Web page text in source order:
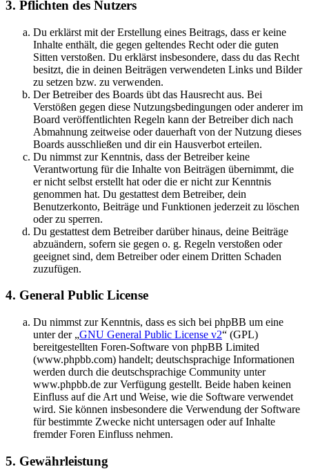
3. Pflichten des Nutzers
Du erklärst mit der Erstellung eines Beitrags, dass er keine
Inhalte enthält, die gegen geltendes Recht oder die guten
Sitten verstoßen. Du erklärst insbesondere, dass du das Recht
besitzt, die in deinen Beiträgen verwendeten Links und Bilder
zu setzen bzw. zu verwenden.
Der Betreiber des Boards übt das Hausrecht aus. Bei
Verstößen gegen diese Nutzungsbedingungen oder anderer im
Board veröffentlichten Regeln kann der Betreiber dich nach
Abmahnung zeitweise oder dauerhaft von der Nutzung dieses
Boards ausschließen und dir ein Hausverbot erteilen.
Du nimmst zur Kenntnis, dass der Betreiber keine
Verantwortung für die Inhalte von Beiträgen übernimmt, die
er nicht selbst erstellt hat oder die er nicht zur Kenntnis
genommen hat. Du gestattest dem Betreiber, dein
Benutzerkonto, Beiträge und Funktionen jederzeit zu löschen
oder zu sperren.
Du gestattest dem Betreiber darüber hinaus, deine Beiträge
abzuändern, sofern sie gegen o. g. Regeln verstoßen oder
geeignet sind, dem Betreiber oder einem Dritten Schaden
zuzufügen.
4. General Public License
Du nimmst zur Kenntnis, dass es sich bei phpBB um eine
unter der „GNU General Public License v2“ (GPL)
bereitgestellten Foren-Software von phpBB Limited
(www.phpbb.com) handelt; deutschsprachige Informationen
werden durch die deutschsprachige Community unter
www.phpbb.de zur Verfügung gestellt. Beide haben keinen
Einfluss auf die Art und Weise, wie die Software verwendet
wird. Sie können insbesondere die Verwendung der Software
für bestimmte Zwecke nicht untersagen oder auf Inhalte
fremder Foren Einfluss nehmen.
5. Gewährleistung